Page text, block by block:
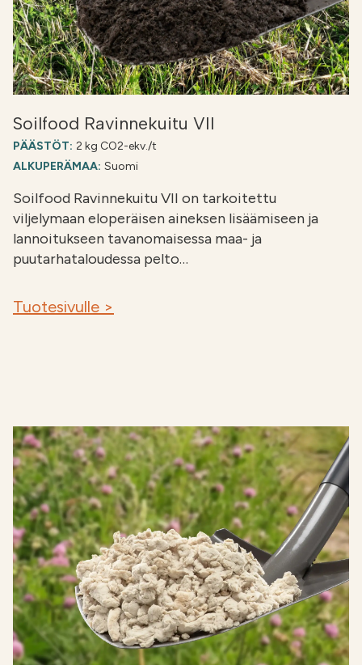
Soilfood Ravinnekuitu VII
PÄÄSTÖT: 2 kg CO2-ekv./t
ALKUPERÄMAA: Suomi
Soilfood Ravinnekuitu VII on tarkoitettu
viljelymaan eloperäisen aineksen lisäämiseen ja
lannoitukseen tavanomaisessa maa- ja
puutarhataloudessa pelto…
Tuotesivulle >